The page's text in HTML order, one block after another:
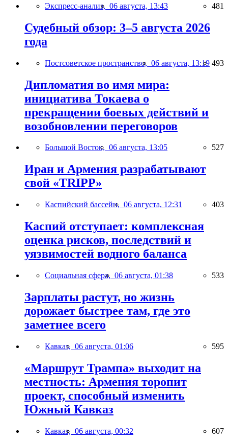
Экспресс-анализ, 06 августа, 13:43 481
Судебный обзор: 3–5 августа 2026
года
Постсоветское пространство, 06 августа, 13:19 493
Дипломатия во имя мира:
инициатива Токаева о
прекращении боевых действий и
возобновлении переговоров
Большой Восток, 06 августа, 13:05 527
Иран и Армения разрабатывают
свой «TRIPP»
Каспийский бассейн, 06 августа, 12:31 403
Каспий отступает: комплексная
оценка рисков, последствий и
уязвимостей водного баланса
Социальная сфера, 06 августа, 01:38 533
Зарплаты растут, но жизнь
дорожает быстрее там, где это
заметнее всего
Кавказ, 06 августа, 01:06 595
«Маршрут Трампа» выходит на
местность: Армения торопит
проект, способный изменить
Южный Кавказ
Кавказ, 06 августа, 00:32 607